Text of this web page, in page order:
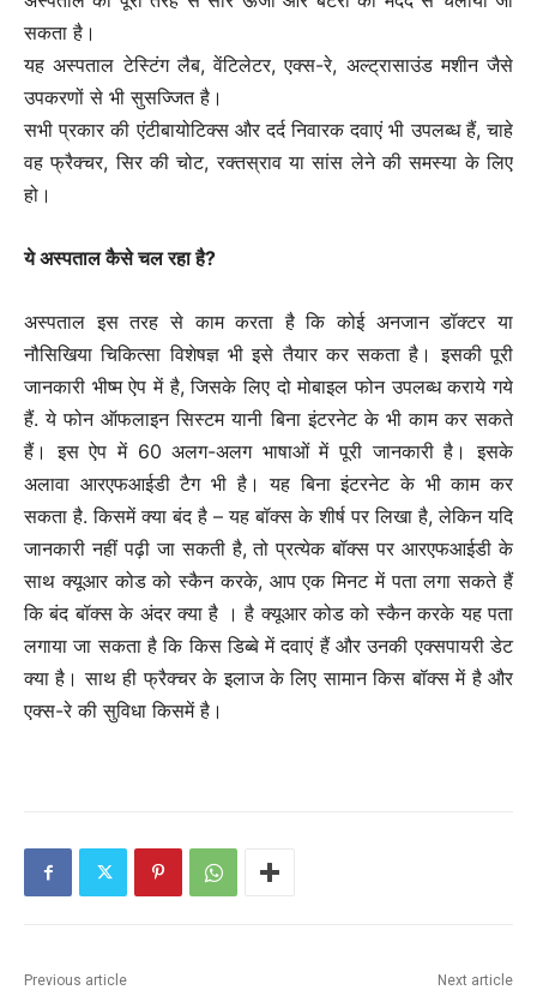
सकता है।
यह अस्पताल टेस्टिंग लैब, वेंटिलेटर, एक्स-रे, अल्ट्रासाउंड मशीन जैसे
उपकरणों से भी सुसज्जित है।
सभी प्रकार की एंटीबायोटिक्स और दर्द निवारक दवाएं भी उपलब्ध हैं, चाहे
वह फ्रैक्चर, सिर की चोट, रक्तस्राव या सांस लेने की समस्या के लिए
हो।
ये अस्पताल कैसे चल रहा है?
अस्पताल इस तरह से काम करता है कि कोई अनजान डॉक्टर या
नौसिखिया चिकित्सा विशेषज्ञ भी इसे तैयार कर सकता है। इसकी पूरी
जानकारी भीष्म ऐप में है, जिसके लिए दो मोबाइल फोन उपलब्ध कराये गये
हैं. ये फोन ऑफलाइन सिस्टम यानी बिना इंटरनेट के भी काम कर सकते
हैं। इस ऐप में 60 अलग-अलग भाषाओं में पूरी जानकारी है। इसके
अलावा आरएफआईडी टैग भी है। यह बिना इंटरनेट के भी काम कर
सकता है. किसमें क्या बंद है – यह बॉक्स के शीर्ष पर लिखा है, लेकिन यदि
जानकारी नहीं पढ़ी जा सकती है, तो प्रत्येक बॉक्स पर आरएफआईडी के
साथ क्यूआर कोड को स्कैन करके, आप एक मिनट में पता लगा सकते हैं
कि बंद बॉक्स के अंदर क्या है । है क्यूआर कोड को स्कैन करके यह पता
लगाया जा सकता है कि किस डिब्बे में दवाएं हैं और उनकी एक्सपायरी डेट
क्या है। साथ ही फ्रैक्चर के इलाज के लिए सामान किस बॉक्स में है और
एक्स-रे की सुविधा किसमें है।
Previous article Next article